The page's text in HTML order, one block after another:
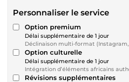
Personnaliser le service
Option premium
Délai supplémentaire de 1 jour
Déclinaison multi-format
Option culturelle
Délai supplémentaire de 1 jour
Intégration d’éléments africains
Révisions supplémentaires